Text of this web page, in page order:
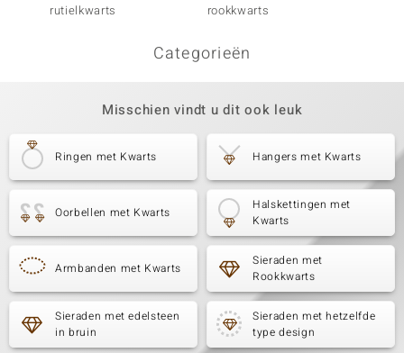
rutielkwarts
rookkwarts
Categorieën
Misschien vindt u dit ook leuk
Ringen met Kwarts Hangers met Kwarts
Oorbellen met Kwarts
Halskettingen met
Kwarts
Armbanden met Kwarts
Sieraden met
Rookkwarts
Sieraden met edelsteen
in bruin
Sieraden met hetzelfde
type design